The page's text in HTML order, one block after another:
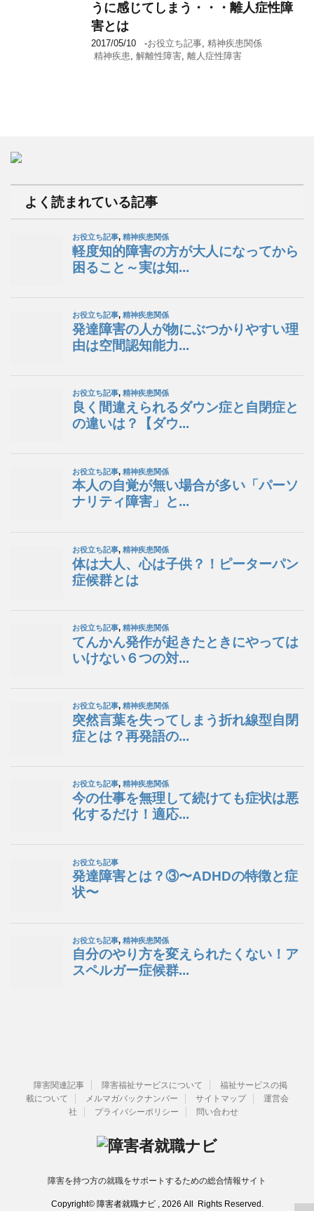
うに感じてしまう・・・離人症性障
害とは
2017/05/10 -お役立ち記事, 精神疾患関係
精神疾患, 解離性障害, 離人症性障害
よく読まれている記事
障害関連記事 障害福祉サービスについて
福祉サービスの掲
載について
メルマガバックナンバー サイトマップ
運営会
社
プライバシーポリシー 問い合わせ
障害を持つ方の就職をサポートするための総合情報サイト
Copyright© 障害者就職ナビ , 2026 All Rights Reserved.